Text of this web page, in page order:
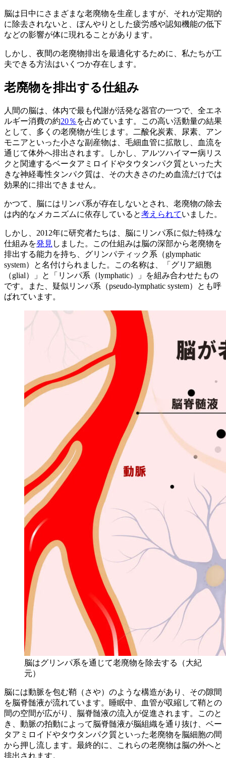
脳は日中にさまざまな老廃物を生産しますが、それが定期的
に除去されないと、ぼんやりとした疲労感や認知機能の低下
などの影響が体に現れることがあります。
しかし、夜間の老廃物排出を最適化するために、私たちが工
夫できる方法はいくつか存在します。
老廃物を排出する仕組み
人間の脳は、体内で最も代謝が活発な器官の一つで、全エネ
ルギー消費の約20％ を占めています。この高い活動量の結果
として、多くの老廃物が生じます。二酸化炭素、尿素、アン
モニアといった小さな副産物は、毛細血管に拡散し、血流を
通じて体外へ排出されます。しかし、アルツハイマー病リス
クと関連するベータアミロイドやタウタンパク質といった大
きな神経毒性タンパク質は、その大きさのため血流だけでは
効果的に排出できません。
かつて、脳にはリンパ系が存在しないとされ、老廃物の除去
は内的なメカニズムに依存していると考えられていました。
しかし、2012年に研究者たちは、脳にリンパ系に似た特殊な
仕組みを発見 しました。この仕組みは脳の深部から老廃物を
排出する能力を持ち、グリンパティック系（glymphatic
system）と名付けられました。この名称は、「グリア細胞
（glial）」と「リンパ系（lymphatic）」を組み合わせたもの
です。また、疑似リンパ系（pseudo-lymphatic system）とも呼
ばれています。
脳はグリンパ系を通じて老廃物を除去する（大紀
元）
脳には動脈を包む鞘（さや）のような構造があり、その隙間
を脳脊髄液が流れています。睡眠中、血管が収縮して鞘との
間の空間が広がり、脳脊髄液の流入が促進されます。このと
き、動脈の拍動によって脳脊髄液が脳組織を通り抜け、ベー
タアミロイドやタウタンパク質といった老廃物を脳細胞の間
から押し流します。最終的に、これらの老廃物は脳の外へと
排出されます。